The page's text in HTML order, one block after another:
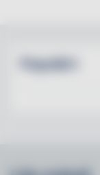
Populärt